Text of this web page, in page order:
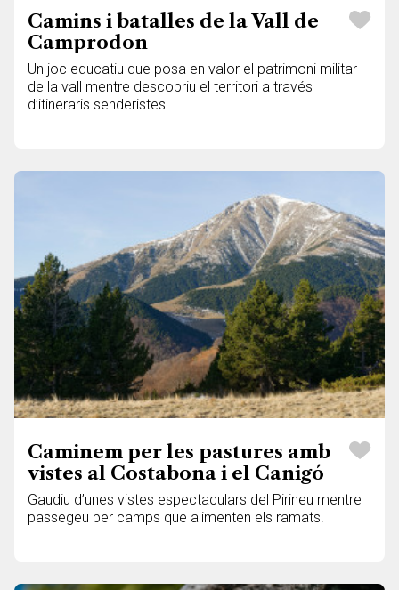
Camins i batalles de la Vall de
Camprodon
Un joc educatiu que posa en valor el patrimoni militar
de la vall mentre descobriu el territori a través
d’itineraris senderistes.
Caminem per les pastures amb
vistes al Costabona i el Canigó
Gaudiu d’unes vistes espectaculars del Pirineu mentre
passegeu per camps que alimenten els ramats.